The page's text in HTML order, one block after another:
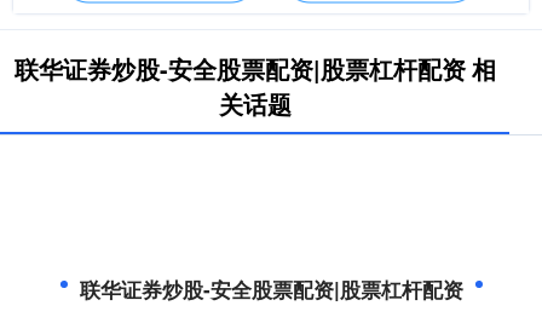
联华证券炒股-安全股票配资|股票杠杆配资 相
关话题
联华证券炒股-安全股票配资|股票杠杆配资